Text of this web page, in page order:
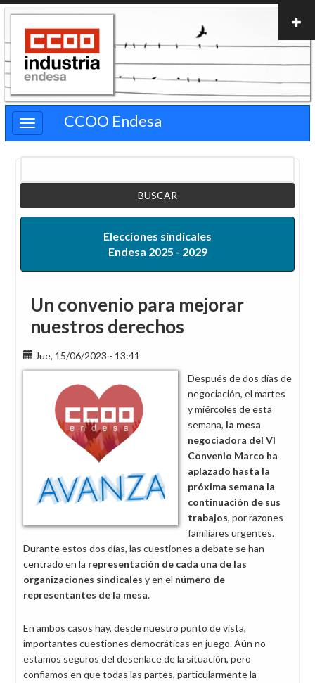
Pasar
contenido
principal
CCOO Endesa
Elecciones sindicales
Endesa 2025 - 2029
Un convenio para mejorar
nuestros derechos
Jue, 15/06/2023 - 13:41
Después de dos días de
negociación, el martes
y miércoles de esta
semana, la mesa
negociadora del VI
Convenio Marco ha
aplazado hasta la
próxima semana la
continuación de sus
trabajos, por razones
familiares urgentes.
Durante estos dos días, las cuestiones a debate se han
centrado en la representación de cada una de las
organizaciones sindicales y en el número de
representantes de la mesa.
En ambos casos hay, desde nuestro punto de vista,
importantes cuestiones democráticas en juego. Aún no
estamos seguros del desenlace de la situación, pero
confiamos en que todas las partes, particularmente la